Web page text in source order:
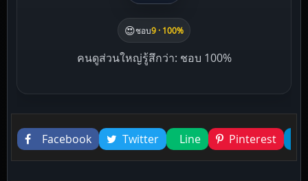
😍ชอบ9 · 100%
คนดูส่วนใหญ่รู้สึกว่า: ชอบ 100%
Liked this
Facebook
Twitter Line Pinterest